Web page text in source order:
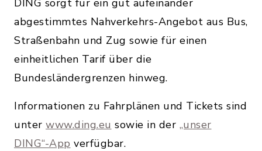
DING sorgt für ein gut aufeinander
abgestimmtes Nahverkehrs-Angebot aus Bus,
Straßenbahn und Zug sowie für einen
einheitlichen Tarif über die
Bundesländergrenzen hinweg.
Informationen zu Fahrplänen und Tickets sind
unter www.ding.eu sowie in der „unser
DING“-App verfügbar.